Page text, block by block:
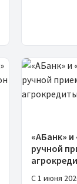
«АБанк»
ручной
С 1 июня